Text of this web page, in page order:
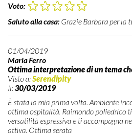
Voto:
Saluto alla casa: Grazie Barbara per la
01/04/2019
Maria Ferro
Ottima interpretazione di un tema
Visto a:Serendipity
Il:30/03/2019
È stata la mia prima volta. Ambiente
ottima ospitalità. Raimondo poliedrico
versatilità espressiva e ti accompagna
attiva. Ottima serata